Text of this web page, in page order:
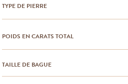
TYPE DE PIERRE
POIDS EN CARATS TOTAL
TAILLE DE BAGUE